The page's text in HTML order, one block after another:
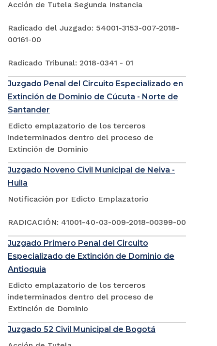
Acción de Tutela Segunda Instancia
Radicado del Juzgado: 54001-3153-007-2018-
00161-00
Radicado Tribunal: 2018-0341 - 01
Juzgado Penal del Circuito Especializado en
Extinción de Dominio de Cúcuta - Norte de
Santander
Edicto emplazatorio de los terceros
indeterminados dentro del proceso de
Extinción de Dominio
Juzgado Noveno Civil Municipal de Neiva -
Huila
Notificación por Edicto Emplazatorio
RADICACIÓN: 41001-40-03-009-2018-00399-00
Juzgado Primero Penal del Circuito
Especializado de Extinción de Dominio de
Antioquia
Edicto emplazatorio de los terceros
indeterminados dentro del proceso de
Extinción de Dominio
Juzgado 52 Civil Municipal de Bogotá